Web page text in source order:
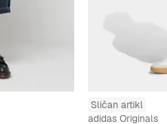
Sličan artikl
adidas Originals